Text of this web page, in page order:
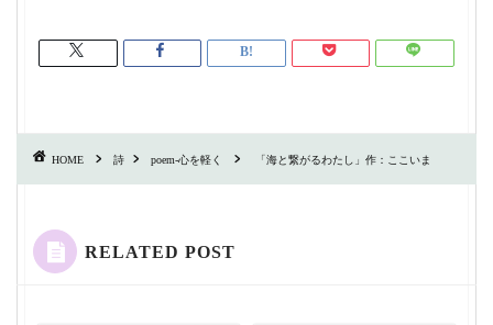
HOME 詩 poem-心を軽く 「海と繋がるわたし」作：ここいま
RELATED POST